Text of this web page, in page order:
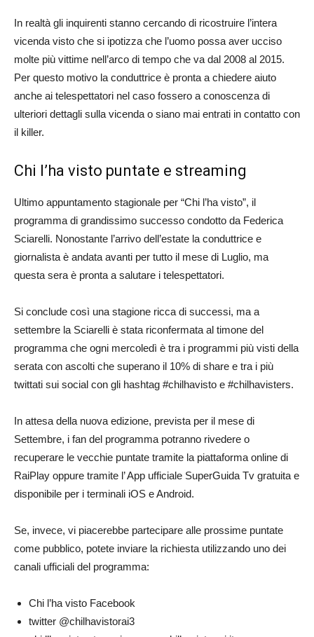
In realtà gli inquirenti stanno cercando di ricostruire l’intera
vicenda visto che si ipotizza che l’uomo possa aver ucciso
molte più vittime nell’arco di tempo che va dal 2008 al 2015.
Per questo motivo la conduttrice è pronta a chiedere aiuto
anche ai telespettatori nel caso fossero a conoscenza di
ulteriori dettagli sulla vicenda o siano mai entrati in contatto con
il killer.
Chi l’ha visto puntate e streaming
Ultimo appuntamento stagionale per “Chi l’ha visto”, il
programma di grandissimo successo condotto da Federica
Sciarelli. Nonostante l’arrivo dell’estate la conduttrice e
giornalista è andata avanti per tutto il mese di Luglio, ma
questa sera è pronta a salutare i telespettatori.
Si conclude così una stagione ricca di successi, ma a
settembre la Sciarelli è stata riconfermata al timone del
programma che ogni mercoledì è tra i programmi più visti della
serata con ascolti che superano il 10% di share e tra i più
twittati sui social con gli hashtag #chilhavisto e #chilhavisters.
In attesa della nuova edizione, prevista per il mese di
Settembre, i fan del programma potranno rivedere o
recuperare le vecchie puntate tramite la piattaforma online di
RaiPlay oppure tramite l’ App ufficiale SuperGuida Tv gratuita e
disponibile per i terminali iOS e Android.
Se, invece, vi piacerebbe partecipare alle prossime puntate
come pubblico, potete inviare la richiesta utilizzando uno dei
canali ufficiali del programma:
Chi l’ha visto Facebook
twitter @chilhavistorai3